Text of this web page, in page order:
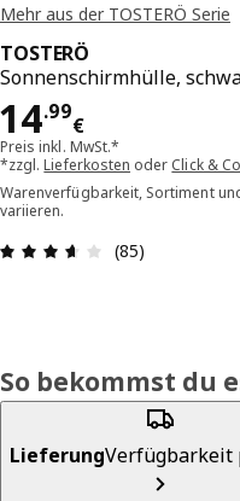
Mehr aus der TOSTERÖ Serie
TOSTERÖ
Sonnenschirmhülle,
14.99
€
Preis 14.99€
Preis inkl. MwSt.*
*zzgl.Lieferkosten oder Click &
Warenverfügbarkeit, Sortiment
variieren.
Bewertung:
(85)
So bekommst du
LieferungVerfügbarkeit